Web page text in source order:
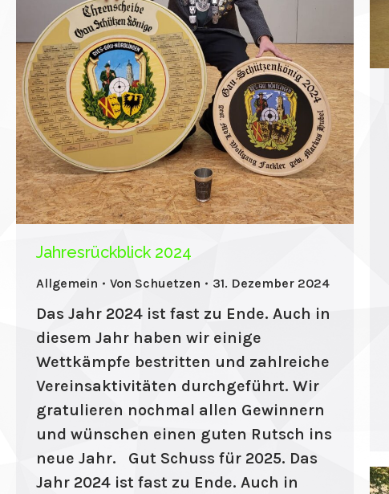
Jahresrückblick 2024
Allgemein Von Schuetzen 31. Dezember 2024
Das Jahr 2024 ist fast zu Ende. Auch in
diesem Jahr haben wir einige
Wettkämpfe bestritten und zahlreiche
Vereinsaktivitäten durchgeführt. Wir
gratulieren nochmal allen Gewinnern
und wünschen einen guten Rutsch ins
neue Jahr. Gut Schuss für 2025. Das
Jahr 2024 ist fast zu Ende. Auch in